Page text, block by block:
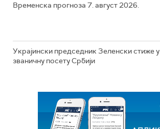
Временска прогноза 7. август 2026.
Украјински председник Зеленски стиже у
званичну посету Србији